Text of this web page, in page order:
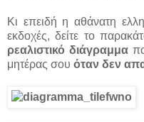
Κι επειδή η αθάνατη
εκδοχές, δείτε το
ρεαλιστικό διάγραμμα
μητέρας σου όταν δεν